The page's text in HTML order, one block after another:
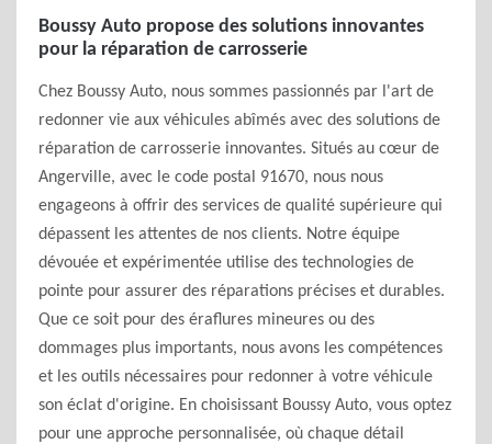
Boussy Auto propose des solutions innovantes
pour la réparation de carrosserie
Chez Boussy Auto, nous sommes passionnés par l'art de
redonner vie aux véhicules abîmés avec des solutions de
réparation de carrosserie innovantes. Situés au cœur de
Angerville, avec le code postal 91670, nous nous
engageons à offrir des services de qualité supérieure qui
dépassent les attentes de nos clients. Notre équipe
dévouée et expérimentée utilise des technologies de
pointe pour assurer des réparations précises et durables.
Que ce soit pour des éraflures mineures ou des
dommages plus importants, nous avons les compétences
et les outils nécessaires pour redonner à votre véhicule
son éclat d'origine. En choisissant Boussy Auto, vous optez
pour une approche personnalisée, où chaque détail